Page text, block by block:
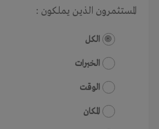
المستثمرون الذين يملكون :
الكل
الخبرات
الوقت
المكان